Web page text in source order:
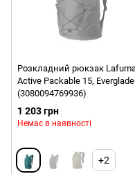
Розкладний рюкзак
Active Packable 15, Everglade
(3080094769936)
1 203 грн
Немає в наявності
+2